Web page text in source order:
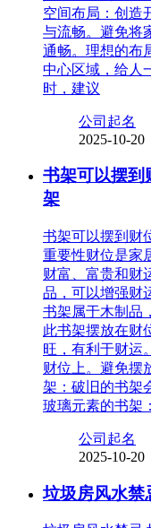
空间布局：创造
与流畅。避免将
通畅。理想的布
中心区域，给人
时，建议
公司起名
2025-10-20
书架可以摆到
架
书架可以摆到财
重要性财位是家
财富、富贵和财
品，可以增强财
书架属于木制品
此书架摆放在财
旺，有利于财运
财位上。避免摆
架：破旧的书架
玻璃元素的书架：
公司起名
2025-10-20
垃圾房风水禁